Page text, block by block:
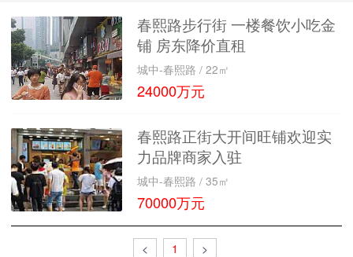
春熙路步行街 一楼餐饮小吃金
铺 房东降价直租
城中-春熙路 / 22㎡
24000万元
春熙路正街大开间旺铺欢迎实
力品牌商家入驻
城中-春熙路 / 35㎡
70000万元
< 1 >